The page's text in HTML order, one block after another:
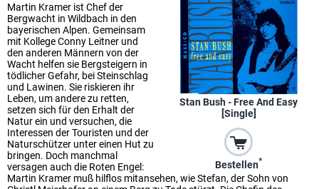
Stan Bush - Free And Easy
[Single]
Bestellen*
Martin Kramer ist Chef der
Bergwacht in Wildbach in den
bayerischen Alpen. Gemeinsam
mit Kollege Conny Leitner und
den anderen Männern von der
Wacht helfen sie Bergsteigern in
tödlicher Gefahr, bei Steinschlag
und Lawinen. Sie riskieren ihr
Leben, um andere zu retten,
setzen sich für den Erhalt der
Natur ein und versuchen, die
Interessen der Touristen und der
Naturschützer unter einen Hut zu
bringen. Doch manchmal
versagen auch die Roten Engel:
Martin Kramer muß hilflos mitansehen, wie Stefan, der Sohn von